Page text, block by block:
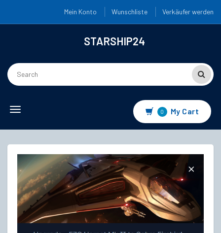
Mein Konto Wunschliste Verkäufer werden
STARSHIP24
Toggle
0 My Cart